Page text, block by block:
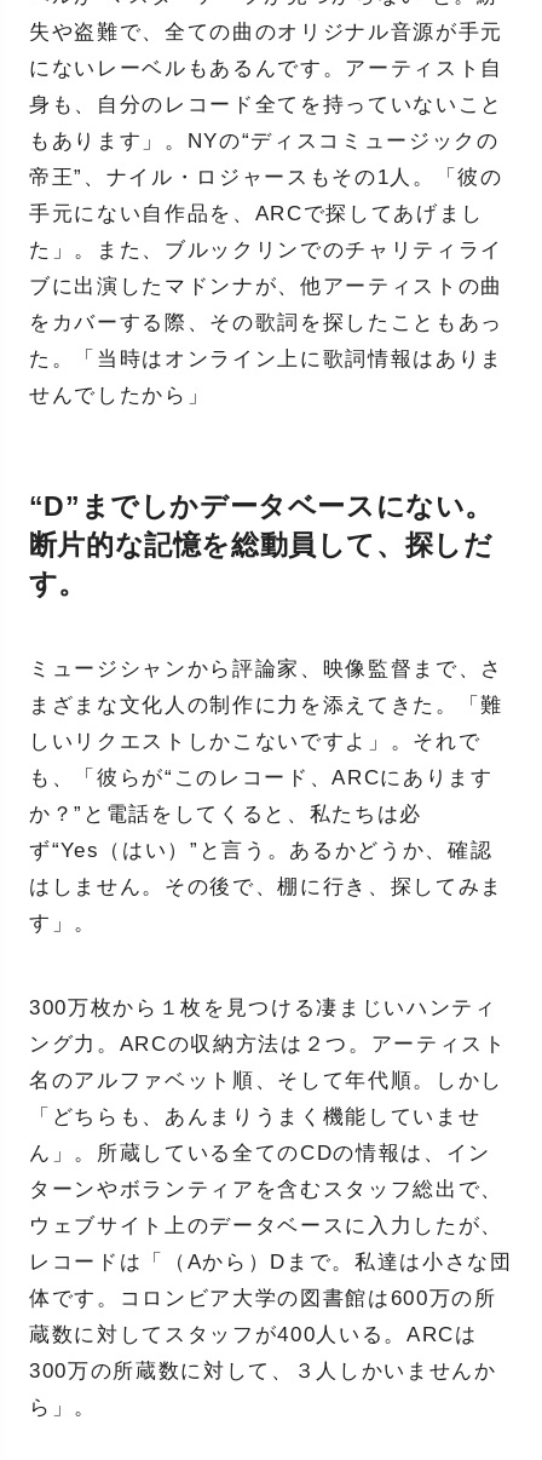
失や盗難で、全ての曲のオリジナル音源が手元
にないレーベルもあるんです。アーティスト自
身も、自分のレコード全てを持っていないこと
もあります」。NYの“ディスコミュージックの
帝王”、ナイル・ロジャースもその1人。「彼の
手元にない自作品を、ARCで探してあげまし
た」。また、ブルックリンでのチャリティライ
ブに出演したマドンナが、他アーティストの曲
をカバーする際、その歌詞を探したこともあっ
た。「当時はオンライン上に歌詞情報はありま
せんでしたから」
“D”までしかデータベースにない。
断片的な記憶を総動員して、探しだ
す。
ミュージシャンから評論家、映像監督まで、さ
まざまな文化人の制作に力を添えてきた。「難
しいリクエストしかこないですよ」。それで
も、「彼らが“このレコード、ARCにあります
か？”と電話をしてくると、私たちは必
ず“Yes（はい）”と言う。あるかどうか、確認
はしません。その後で、棚に行き、探してみま
す」。
300万枚から１枚を見つける凄まじいハンティ
ング力。ARCの収納方法は２つ。アーティスト
名のアルファベット順、そして年代順。しかし
「どちらも、あんまりうまく機能していませ
ん」。所蔵している全てのCDの情報は、イン
ターンやボランティアを含むスタッフ総出で、
ウェブサイト上のデータベースに入力したが、
レコードは「（Aから）Dまで。私達は小さな団
体です。コロンビア大学の図書館は600万の所
蔵数に対してスタッフが400人いる。ARCは
300万の所蔵数に対して、３人しかいませんか
ら」。